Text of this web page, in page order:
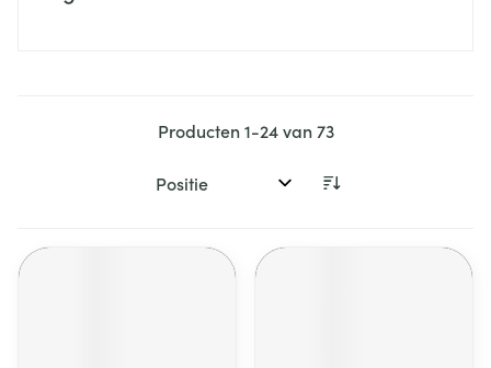
Producten1-24van73
Sorteer op: